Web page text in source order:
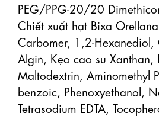
PEG/PPG-20/20
Chiết xuất hạt Bixa
Carbomer, 1,2-Hexanediol,
Algin, Kẹo cao su Xanthan,
Maltodextrin, Aminomethyl
benzoic, Phenoxyethanol,
Tetrasodium EDTA,